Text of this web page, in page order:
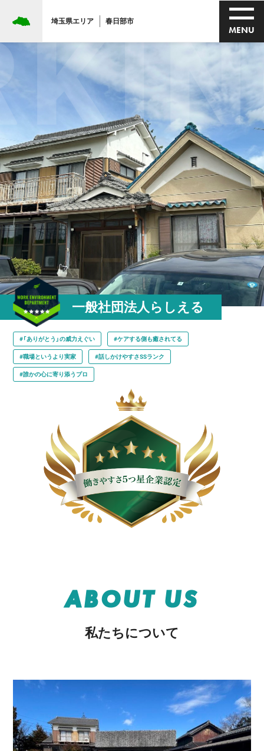
埼玉県エリア 春日部市
MENU
一般社団法人らしえる
#「ありがとう」の威力えぐい #ケアする側も癒されてる
#職場というより実家 #話しかけやすさSSランク
#誰かの心に寄り添うプロ
ABOUT US
私たちについて